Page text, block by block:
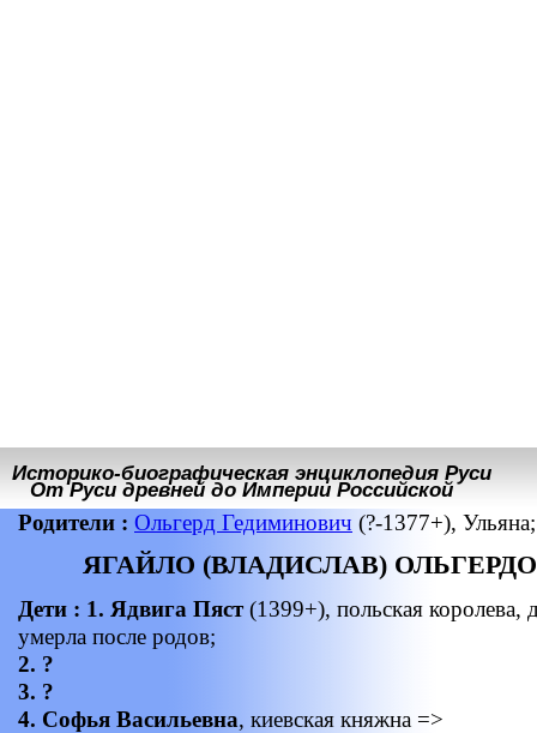
Историко-биографическая энциклопедия Руси
От Руси древней до Империи Российской
Родители : Ольгерд Гедиминович (?-1377+), Ульяна;
ЯГАЙЛО (ВЛАДИСЛАВ)
Дети : 1. Ядвига Пяст(1399+), польская королева,
умерла после родов;
2. ?
3. ?
4. Софья Васильевна, киевская княжна =>